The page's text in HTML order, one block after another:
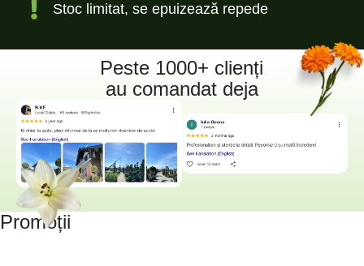
Stoc limitat, se epuizează repede
Peste 1000+ clienți
au comandat deja
Promoții